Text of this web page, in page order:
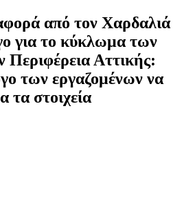
από τον Χαρδαλιά
για το κύκλωμα των
Περιφέρεια Αττικής:
των εργαζομένων να
τα στοιχεία